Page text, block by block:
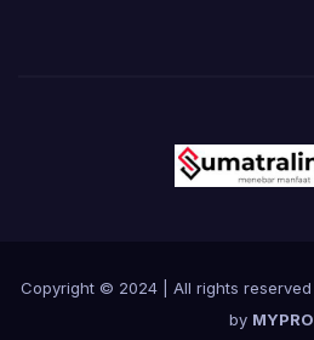
Copyright © 2024 | All rights reserved
by MYPRO